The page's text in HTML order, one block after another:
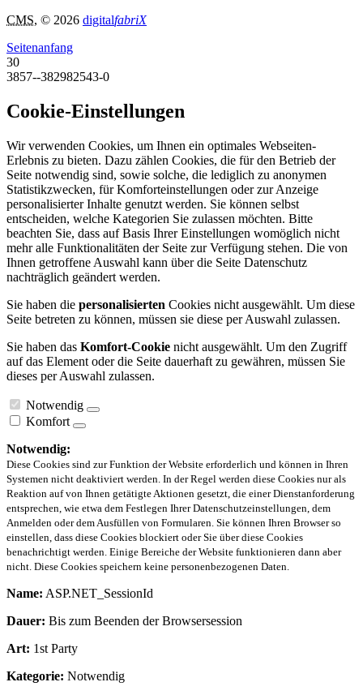
CMS, © 2026 digitalfabriX
Seitenanfang
30
3857--382982543-0
Cookie-Einstellungen
Wir verwenden Cookies, um Ihnen ein optimales Webseiten-
Erlebnis zu bieten. Dazu zählen Cookies, die für den Betrieb der
Seite notwendig sind, sowie solche, die lediglich zu anonymen
Statistikzwecken, für Komforteinstellungen oder zur Anzeige
personalisierter Inhalte genutzt werden. Sie können selbst
entscheiden, welche Kategorien Sie zulassen möchten. Bitte
beachten Sie, dass auf Basis Ihrer Einstellungen womöglich nicht
mehr alle Funktionalitäten der Seite zur Verfügung stehen. Die von
Ihnen getroffene Auswahl kann über die Seite Datenschutz
nachträglich geändert werden.
Sie haben die personalisierten Cookies nicht ausgewählt. Um diese
Seite betreten zu können, müssen sie diese per Auswahl zulassen.
Sie haben das Komfort-Cookie nicht ausgewählt. Um den Zugriff
auf das Element oder die Seite dauerhaft zu gewähren, müssen Sie
dieses per Auswahl zulassen.
Notwendig
Komfort
Notwendig:
Diese Cookies sind zur Funktion der Website erforderlich und können in Ihren
Systemen nicht deaktiviert werden. In der Regel werden diese Cookies nur als
Reaktion auf von Ihnen getätigte Aktionen gesetzt, die einer Dienstanforderung
entsprechen, wie etwa dem Festlegen Ihrer Datenschutzeinstellungen, dem
Anmelden oder dem Ausfüllen von Formularen. Sie können Ihren Browser so
einstellen, dass diese Cookies blockiert oder Sie über diese Cookies
benachrichtigt werden. Einige Bereiche der Website funktionieren dann aber
nicht. Diese Cookies speichern keine personenbezogenen Daten.
Name: ASP.NET_SessionId
Dauer: Bis zum Beenden der Browsersession
Art: 1st Party
Kategorie: Notwendig